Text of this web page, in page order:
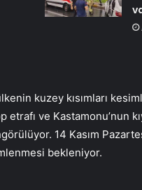
kuzey kısımları
ve Kastamonu’nun
14 Kasım
bekleniyor.